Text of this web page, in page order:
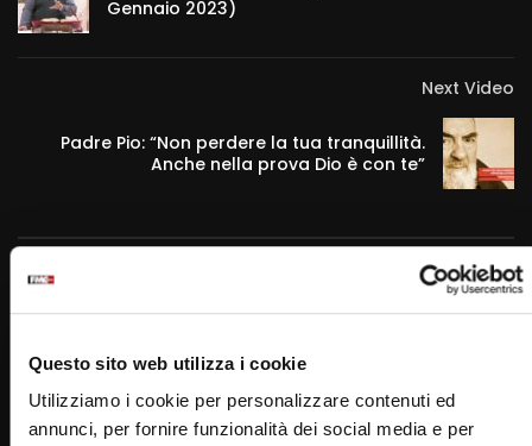
Questo sito web utilizza i cookie
Utilizziamo i cookie per personalizzare contenuti ed
annunci, per fornire funzionalità dei social media e per
Gennaio 2023)
Next Video
Padre Pio: “Non perdere la tua tranquillità.
Anche nella prova Dio è con te”
RELATED VIDEOS